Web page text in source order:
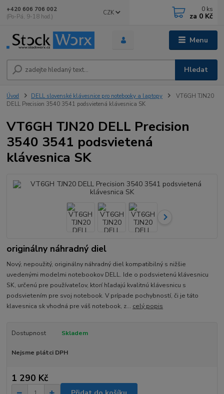
Menu
CZK
Hledat
+420 606 706 002
(Po-Pá, 9-18 hod.)
0 ks
za 0 Kč
Úvod DELL slovenské klávesnice pro notebooky a laptopy
VT6GH TJN20
DELL Precision 3540 3541 podsvietená klávesnica SK
VT6GH TJN20 DELL Precision
3540 3541 podsvietená
klávesnica SK
originálny náhradný diel
Nový, nepoužitý, originálny náhradný diel kompatibilný s nižšie
uvedenými modelmi notebookov DELL. Ide o podsvietenú klávesnicu
SK, určenú pre používateľov, ktorí hľadajú kvalitnú klávesnicu s
podsvietením pre svoj notebook. V prípade pochybností, či je táto
klavesnica sk vhodná pre váš notebook, z... celý popis
Dostupnost Skladem
Nejsme plátci DPH
1 290 Kč